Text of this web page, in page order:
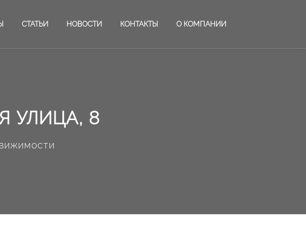
СТАТЬИ НОВОСТИ КОНТАКТЫ О КОМПАНИИ
УЛИЦА, 8